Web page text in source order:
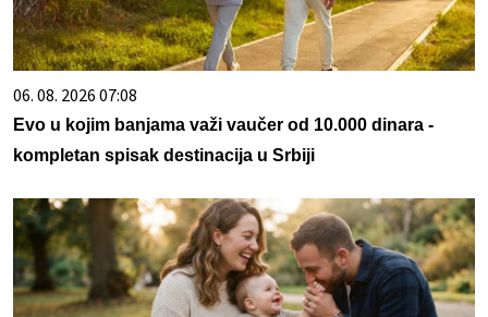
06. 08. 2026 07:08
Evo u kojim banjama važi vaučer od 10.000 dinara -
kompletan spisak destinacija u Srbiji